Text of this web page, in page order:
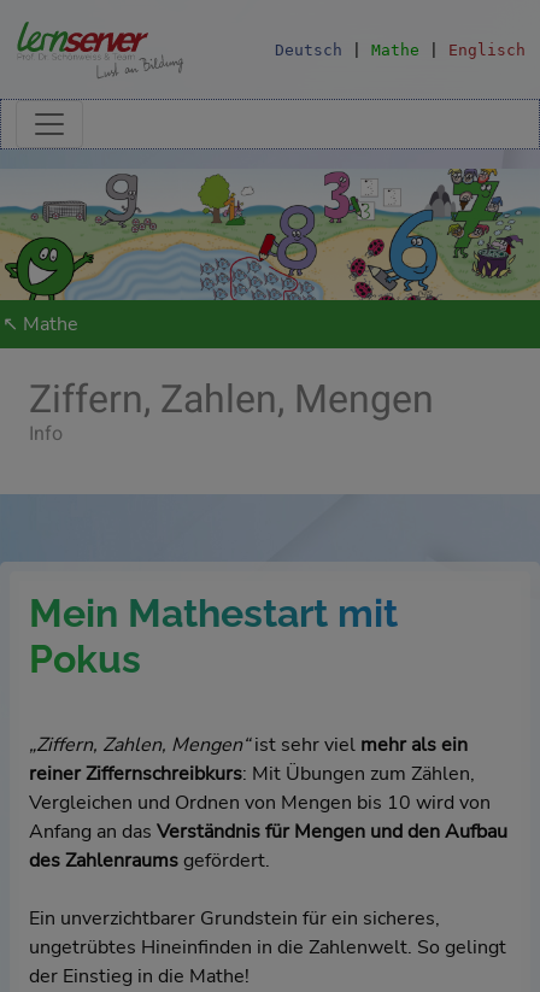
Deutsch Mathe Englisch
↖ Mathe
Ziffern, Zahlen, Mengen
Info
Mein Mathestart mit
Pokus
„Ziffern, Zahlen, Mengen“ist sehr viel mehr als ein
reiner Ziffernschreibkurs: Mit Übungen zum Zählen,
Vergleichen und Ordnen von Mengen bis 10 wird von
Anfang an das Verständnis für Mengen und den Aufbau
des Zahlenraumsgefördert.
Ein unverzichtbarer Grundstein für ein sicheres,
ungetrübtes Hineinfinden in die Zahlenwelt. So gelingt
der Einstieg in die Mathe!